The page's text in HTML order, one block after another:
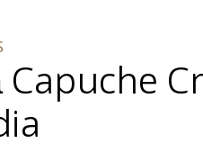
Capuche